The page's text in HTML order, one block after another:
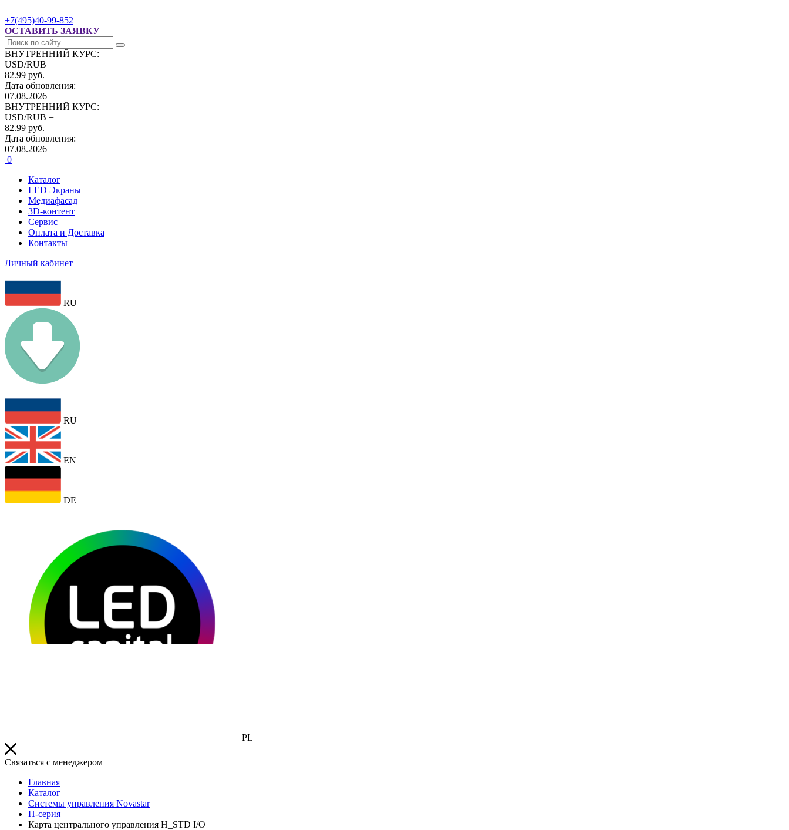
+7(495)40-99-852
ОСТАВИТЬ ЗАЯВКУ
ВНУТРЕННИЙ КУРС:
USD/RUB =
82.99 руб.
Дата обновления:
07.08.2026
ВНУТРЕННИЙ КУРС:
USD/RUB =
82.99 руб.
Дата обновления:
07.08.2026
0
Каталог
LED Экраны
Медиафасад
3D-контент
Сервис
Оплата и Доставка
Контакты
Личный кабинет
RU
RU
EN
DE
PL
Связаться с менеджером
Главная
Каталог
Системы управления Novastar
H-серия
Карта центрального управления H_STD I/O